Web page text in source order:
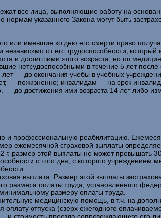
все лица, выполняющие работу на
указанного Закона могут быть
или имевшие ко дню его смерти право
от его трудоспособности, который
и достигшими этого возраста, но по
нетрудоспособными в течение 5 лет после
— до окончания учебы в учебных
— пожизненно; инвалидам — на срок
— до достижения ими возраста 14 лет либо
и профессиональную реабилитацию.
ежемесячной страховой выплаты
г. размер этой выплаты не может превышать
с того дня, с которого учреждением
выплата. Размер этой выплаты
размера оплаты труда, установленного
размеру оплаты труда.
медицинскую помощь, в т.ч. на
отпуска (сверх ежегодного
и стоимость проезда сопровождающего его